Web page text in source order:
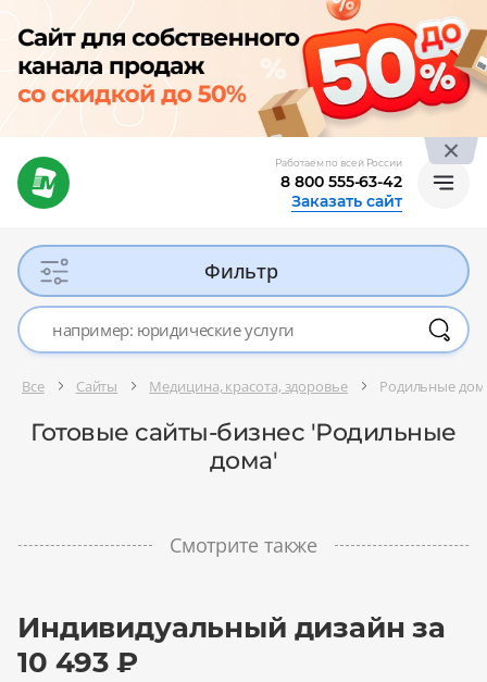
Работаем по всей России
8 800 555-63-42
Заказать сайт
Фильтр
Все Сайты Медицина, красота, здоровье Родильные
Готовые сайты-бизнес 'Родильные
дома'
Смотрите также
Индивидуальный дизайн за
10 493 ₽